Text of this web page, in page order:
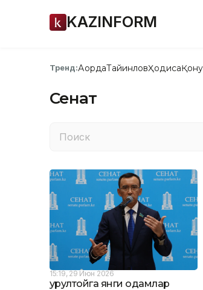
KAZINFORM
Тренд:АқордаТайинловҲодиса
Сенат
15:19, 29 Июн 2026
Қурултойга янги одамлар